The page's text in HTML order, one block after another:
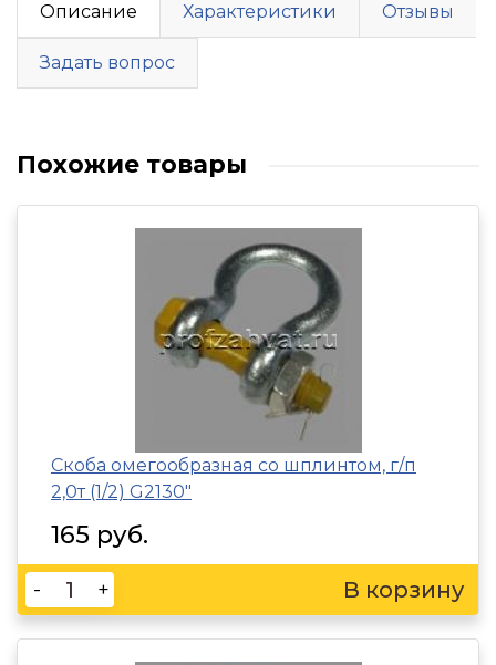
Описание Характеристики Отзывы
Задать вопрос
Похожие товары
Скоба омегообразная со шплинтом, г/п
2,0т (1/2) G2130"
165 руб.
- +